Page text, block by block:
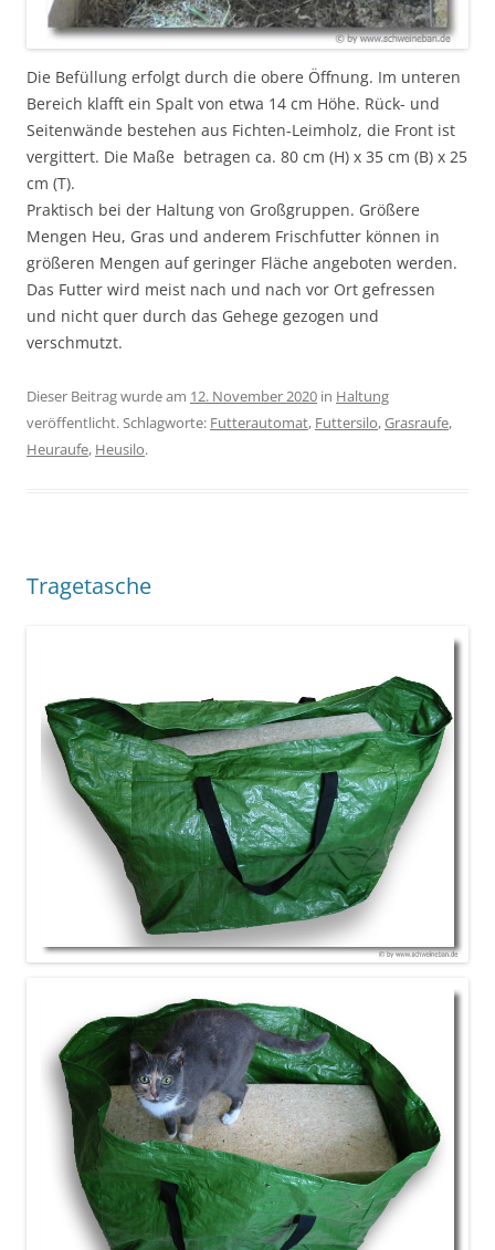
Die Befüllung erfolgt durch die obere Öffnung. Im unteren
Bereich klafft ein Spalt von etwa 14 cm Höhe. Rück- und
Seitenwände bestehen aus Fichten-Leimholz, die Front ist
vergittert. Die Maße betragen ca. 80 cm (H) x 35 cm (B) x 25
cm (T).
Praktisch bei der Haltung von Großgruppen. Größere
Mengen Heu, Gras und anderem Frischfutter können in
größeren Mengen auf geringer Fläche angeboten werden.
Das Futter wird meist nach und nach vor Ort gefressen
und nicht quer durch das Gehege gezogen und
verschmutzt.
Dieser Beitrag wurde am 12. November 2020 in Haltung
veröffentlicht. Schlagworte: Futterautomat, Futtersilo,Grasraufe,
Heuraufe, Heusilo.
Tragetasche